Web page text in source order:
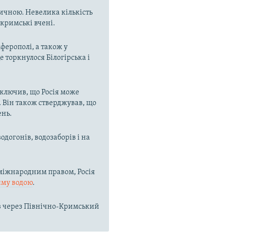
Невелика кількість
вчені.
а також у
Білогірська і
що Росія може
також стверджував, що
водозаборів і на
правом, Росія
водою.
через Північно-Кримський